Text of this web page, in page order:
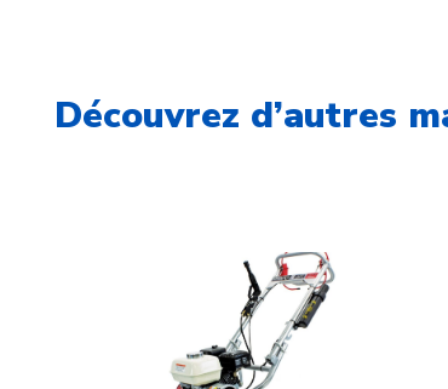
Découvrez d’autres